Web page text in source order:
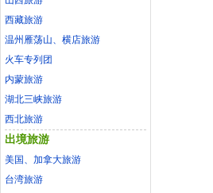
西藏旅游
温州雁荡山、横店旅游
火车专列团
内蒙旅游
湖北三峡旅游
西北旅游
出境旅游
美国、加拿大旅游
台湾旅游